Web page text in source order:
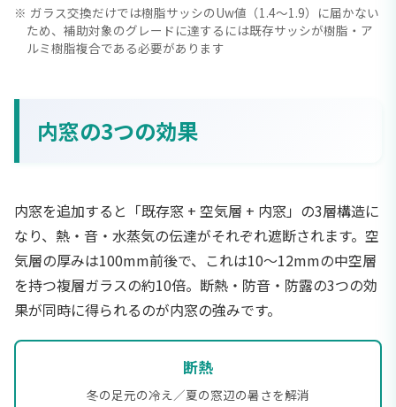
ガラス交換だけでは樹脂サッシのUw値（1.4〜1.9）に届かない
ため、補助対象のグレードに達するには既存サッシが樹脂・ア
ルミ樹脂複合である必要があります
内窓の3つの効果
内窓を追加すると「既存窓 + 空気層 + 内窓」の3層構造に
なり、熱・音・水蒸気の伝達がそれぞれ遮断されます。空
気層の厚みは100mm前後で、これは10〜12mmの中空層
を持つ複層ガラスの約10倍。断熱・防音・防露の3つの効
果が同時に得られるのが内窓の強みです。
断熱
冬の足元の冷え／夏の窓辺の暑さを解消